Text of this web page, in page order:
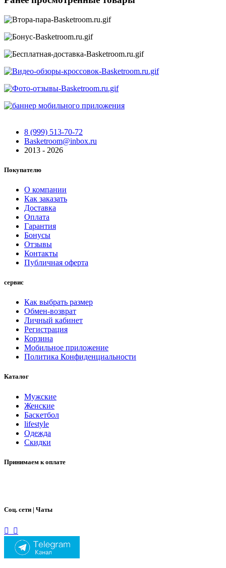
8 (999) 513-70-72
Basketroom@inbox.ru
2013 - 2026
Покупателю
О компании
Как заказать
Доставка
Оплата
Гарантия
Бонусы
Отзывы
Контакты
Публичная оферта
сервис
Как выбрать размер
Обмен-возврат
Личный кабинет
Регистрация
Корзина
Мобильное приложение
Политика Конфиденциальности
Каталог
Мужские
Женские
Баскетбол
lifestyle
Одежда
Скидки
Принимаем к оплате
Соц. сети | Чаты